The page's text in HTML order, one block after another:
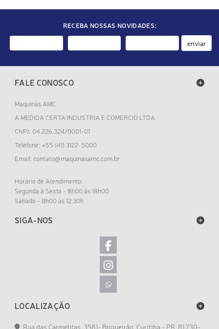
RECEBA NOSSAS NOVIDADES:
enviar
FALE CONOSCO
Maquinas AMC
A MEDIDA CERTA INDUSTRIA E COMERCIO LTDA
CNPJ: 04.226.324/0001-01
Telefone: +55 (41) 3122-5000
Email: contato@maquinasamc.com.br
Horário de Atendimento:
Segunda à Sexta - 8h00 às 18h00
Sábado - 8h00 às 12:30h
SIGA-NOS
LOCALIZAÇÃO
Rua das Carmelitas, 3581- Boqueirão, Curitiba - PR, 81.730-